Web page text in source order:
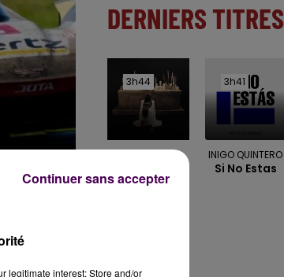
DERNIERS TITRES
3h44
3h44
Des Fleurs
3h41
3h41
INIGO QUINTERO
Si No Estas
legitimate interest: Store and/or
Continuer sans accepter